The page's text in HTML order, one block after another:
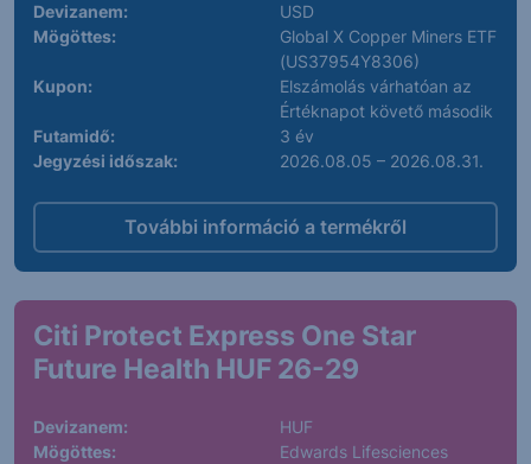
Devizanem:
USD
Mögöttes:
Global X Copper Miners ETF
(US37954Y8306)
Kupon:
Elszámolás várhatóan az
Értéknapot követő második
Futamidő:
3 év
Jegyzési időszak:
2026.08.05 – 2026.08.31.
További információ a termékről
Citi Protect Express One Star
Future Health HUF 26-29
Devizanem:
HUF
Mögöttes:
Edwards Lifesciences